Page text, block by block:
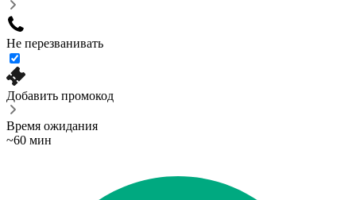
Не перезванивать
Добавить промокод
Время ожидания
~60 мин